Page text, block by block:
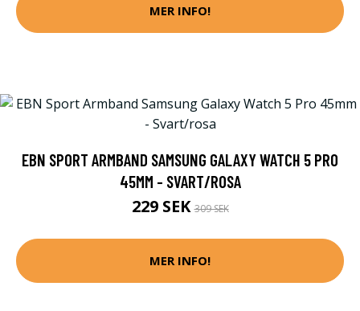
MER INFO!
EBN SPORT ARMBAND SAMSUNG GALAXY WATCH 5 PRO
45MM - SVART/ROSA
229 SEK309 SEK
MER INFO!